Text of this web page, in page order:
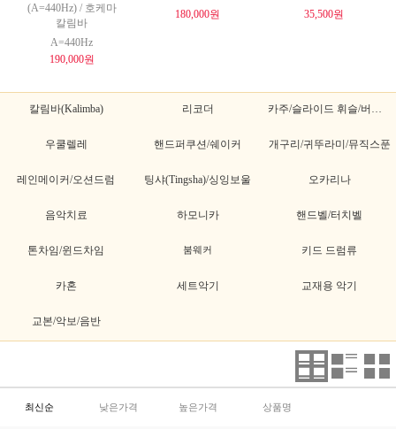
(A=440Hz) / 호케마
칼림바
A=440Hz
190,000원
180,000원
35,500원
칼림바(Kalimba) 리코더
우쿨렐레 핸드퍼쿠션/쉐이커 개구리/귀뚜라미/뮤직스푼
레인메이커/오션드럼 팅샤(Tingsha)/싱잉보울 오카리나
음악치료 하모니카 핸드벨/터치벨
톤차임/윈드차임 붐웨커 키드 드럼류
카혼 세트악기 교재용 악기
교본/악보/음반
최신순 낮은가격 높은가격 상품명